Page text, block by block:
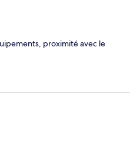
proximité avec le